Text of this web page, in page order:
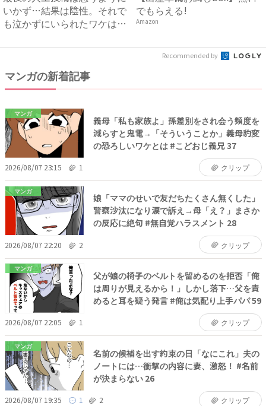
いかず…結果は陰性。それで
も泣かずにいられたワケは…
でもらえる!
Amazon
Recommended by
マンガの新着記事
マンガ
義母「私も家族よ」孫差別をされ会う頻度を
減らすと鬼電→「そういうことか」義母豹変
の恐ろしいワケとは #こどおじ義兄 37
2026/08/07 23:15 1 クリップ
マンガ
娘「ママのせいで友だちたくさん無くした」
警察沙汰になり涙で訴え→母「え？」まさか
の反応に絶句 #無自覚ハラスメント 28
2026/08/07 22:20 2 クリップ
マンガ
父が娘の椅子のベルトを留めるのを拒否「俺
は周りが見えるから！」しかし落下…父を責
めると耳を疑う発言 #俺は気配り上手パパ 59
2026/08/07 22:05 1 クリップ
マンガ
名前の候補を出す約束の日「なにこれ」夫の
ノートには…衝撃の内容に妻、激怒！ #名前
が決まらない 26
2026/08/07 19:35 1 2 クリップ